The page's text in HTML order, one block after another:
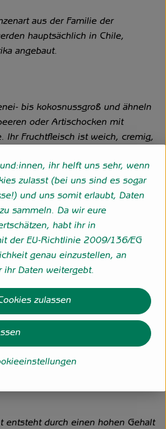
aus der Familie der
hauptsächlich in Chile,
angebaut.
bis kokosnussgroß und ähneln
oder Artischocken mit
Ihr Fruchtfleisch ist weich, cremig,
Eine reife Frucht erkennt man an
daran, dass sie auf leichten Druck
sind hauptsächlich in den
bis Februar - bei uns
besten pur oder mit etwas
auch das braun werden des
sie z.B. für einen Obstsalat
können Sie jedoch mit verzehren.
entsteht durch einen hohen Gehalt
ihr helft uns sehr, wenn
zulasst (bei uns sind es sogar
und uns somit erlaubt, Daten
sammeln. Da wir eure
habt ihr in
der EU-Richtlinie 2009/136/EG
genau einzustellen, an
ihr Daten weitergebt.
zulassen